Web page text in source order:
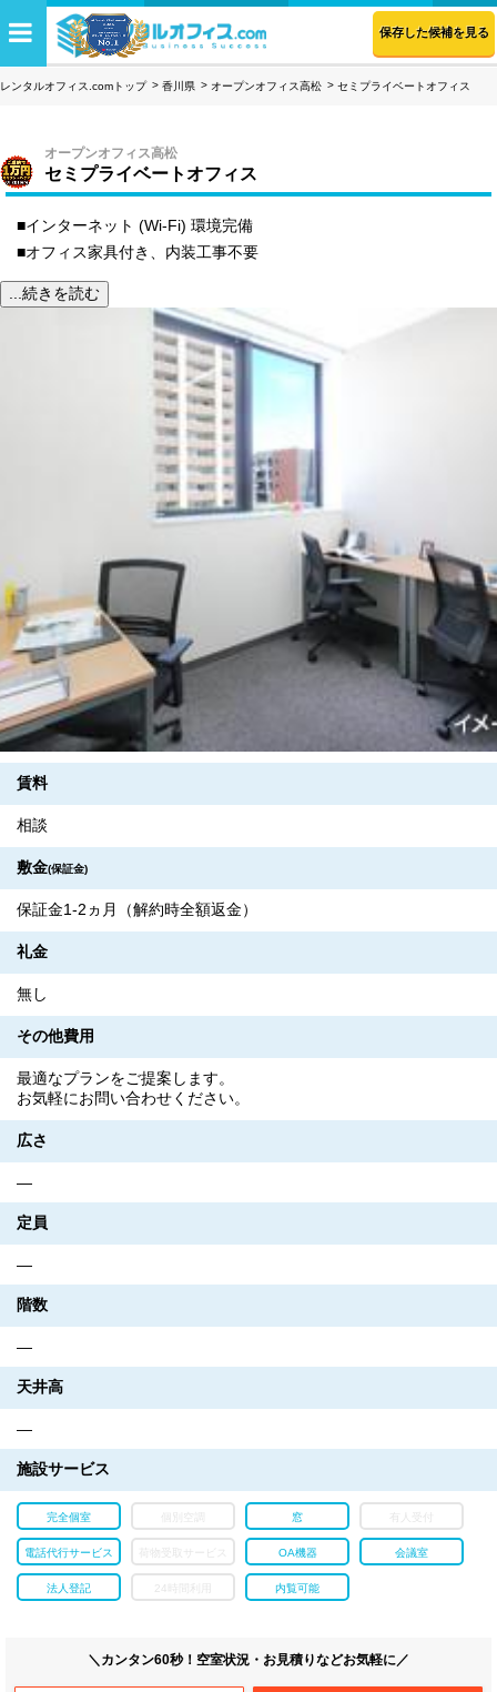
保存した候補を見る
レンタルオフィス.comトップ 香川県 オープンオフィス高松 セミプライベートオフィス
オープンオフィス高松
セミプライベートオフィス
■インターネット (Wi-Fi) 環境完備
■オフィス家具付き、内装工事不要
...続きを読む
賃料
相談
敷金(保証金)
保証金1-2ヵ月（解約時全額返金）
礼金
無し
その他費用
最適なプランをご提案します。
お気軽にお問い合わせください。
広さ
―
定員
―
階数
―
天井高
―
施設サービス
完全個室 個別空調 窓
電話代行サービス OA機器 会議室
法人登記 24時間利用 内覧可能
＼カンタン60秒！空室状況・お見積りなどお気軽に／